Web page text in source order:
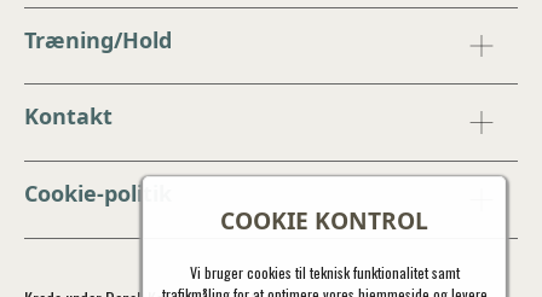
COOKIE KONTROL
Vi bruger cookies til teknisk funktionalitet samt
Træning/Hold
Kontakt
Cookie-politik